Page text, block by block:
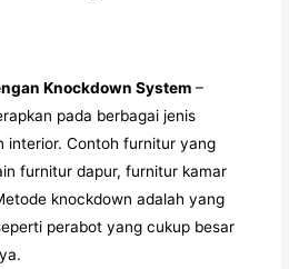
Knockdown System –
pada berbagai jenis
interior. Contoh furnitur yang
furnitur dapur, furnitur kamar
knockdown adalah yang
perabot yang cukup besar